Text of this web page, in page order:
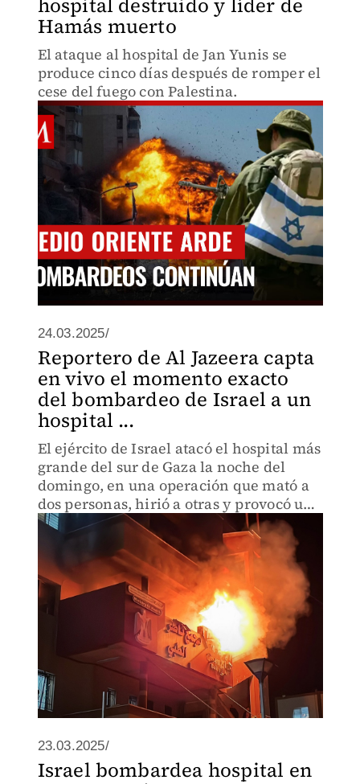
Hamás muerto
El ataque al hospital de Jan Yunis se
produce cinco días después de romper el
cese del fuego con Palestina.
24.03.2025/
Reportero de Al Jazeera capta
en vivo el momento exacto
del bombardeo de Israel a un
hospital ...
El ejército de Israel atacó el hospital más
grande del sur de Gaza la noche del
domingo, en una operación que mató a
dos personas, hirió a otras y provocó un
gran incendio, informó el Ministerio de
Salud del territorio.
23.03.2025/
Israel bombardea hospital en